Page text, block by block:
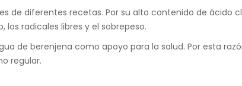
de diferentes recetas. Por su alto contenido de ácido
radicales libres y el sobrepeso.
de berenjena como apoyo para la salud. Por esta
regular.